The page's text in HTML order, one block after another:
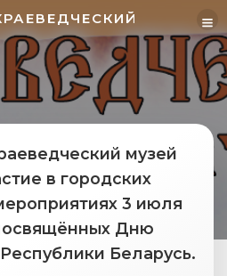
Перейти
к
содержимому
музей
в городских
3 июля
Дню
Беларусь.